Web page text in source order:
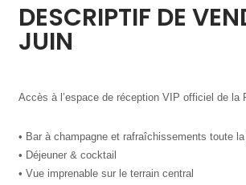
DESCRIPTIF DE
JUIN
Accès à l’espace de réception VIP officiel de la
• Bar à champagne et rafraîchissements toute
• Déjeuner & cocktail
• Vue imprenable sur le terrain central